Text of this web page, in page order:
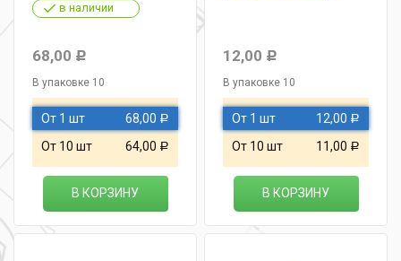
в наличии
68,00 Р
В упаковке 10
От 1 шт 68,00 Р
От 10 шт 64,00 Р
В КОРЗИНУ
12,00 Р
В упаковке 10
От 1 шт 12,00 Р
От 10 шт 11,00 Р
В КОРЗИНУ